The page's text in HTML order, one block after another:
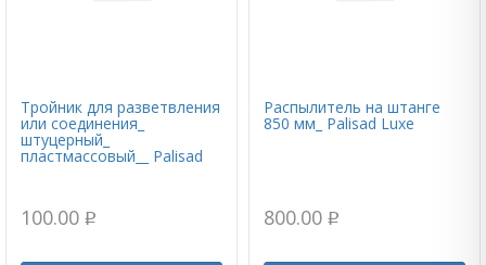
Тройник для разветвления
или соединения_
штуцерный_
пластмассовый__ Palisad
100.00 p
Распылитель на штанге
850 мм_ Palisad Luxe
800.00 p